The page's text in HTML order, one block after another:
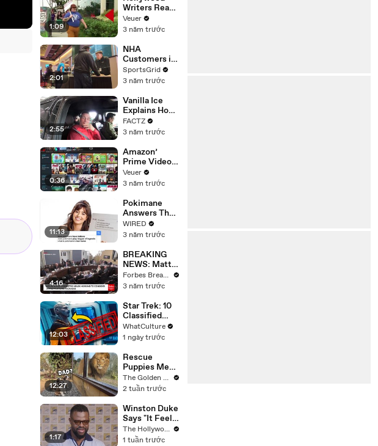
1:09
Writers Reach
‘Tentative
Agreement’
After 146 Day
Strike
Veuer
3 năm trước
2:01
NHA
Customers in
Limbo as
Company
Potential
Merger
SportsGrid
3 năm trước
2:55
Vanilla Ice
Explains How
the 90’s
Shaped
FACTZ
3 năm trước
0:36
Amazon’
Prime Video
Will Show
Commercials
Year
Veuer
3 năm trước
11:13
Pokimane
Answers The
Web's Most
Searched
WIRED
3 năm trước
4:16
BREAKING
NEWS: Matt
Gaetz Tells
House
'I'm Not Going
To Vote For A
Continuing
Resolution'
Forbes Breaking News
3 năm trước
12:03
Star Trek: 10
Classified
Starfleet
Secrets
WhatCulture
1 ngày trước
12:27
Rescue
Puppies Meet
Wild Animals
at the Zoo
believe their
reaction)
The Golden Kobe Family
2 tuần trước
1:17
Winston Duke
Says "It Feels
Great"
Welcoming
The Hollywood Reporter
1 tuần trước